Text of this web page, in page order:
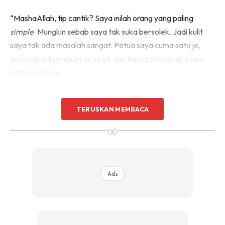
“MashaAllah, tip cantik? Saya inilah orang yang paling
simple. Mungkin sebab saya tak suka bersolek. Jadi kulit
saya tak ada masalah sangat. Petua saya cuma satu je,
saya tak suka minum air sejuk dan hanya minum air suam
Bab kesihatan badan pula saya ni sukavacuum
rumah hari-hari. Bagi saya itulahexercise
TERUSKAN MEMBACA
∞
Ads